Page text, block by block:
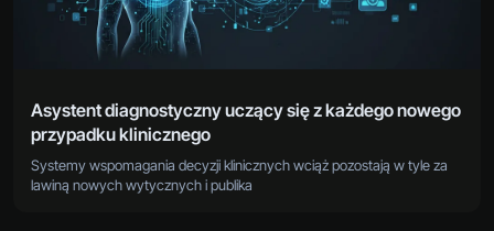
Asystent diagnostyczny uczący się z każdego nowego
przypadku klinicznego
Systemy wspomagania decyzji klinicznych wciąż pozostają w tyle za
lawiną nowych wytycznych i publika